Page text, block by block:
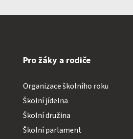
Pro žáky a rodiče
Organizace školního roku
Školní jídelna
Školní družina
Školní parlament